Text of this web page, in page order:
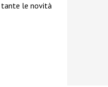
tante le novità